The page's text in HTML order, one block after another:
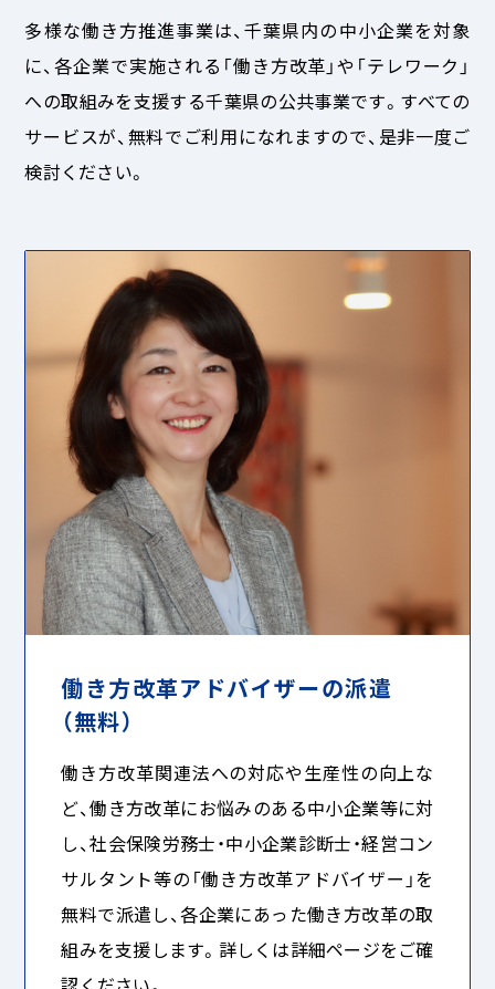
多様な働き方推進事業は、千葉県内の中小企業を対象
に、各企業で実施される「働き方改革」や「テレワーク」
への取組みを支援する千葉県の公共事業です。すべての
サービスが、無料でご利用になれますので、是非一度ご
検討ください。
働き方改革アドバイザーの派遣
（無料）
働き方改革関連法への対応や生産性の向上な
ど、働き方改革にお悩みのある中小企業等に対
し、社会保険労務士・中小企業診断士・経営コン
サルタント等の「働き方改革アドバイザー」を
無料で派遣し、各企業にあった働き方改革の取
組みを支援します。詳しくは詳細ページをご確